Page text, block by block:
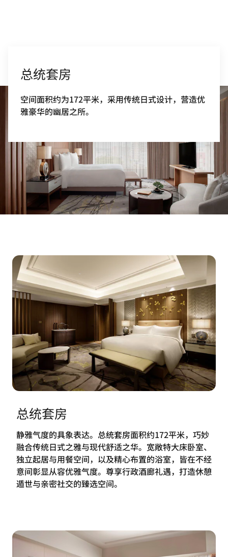
总统套房
空间面积约为172平米，采用传统日式设计，营造优
雅豪华的幽居之所。
总统套房
静雅气度的具象表达。总统套房面积约172平米，巧妙
融合传统日式之雅与现代舒适之华。宽敞特大床卧室、
独立起居与用餐空间，以及精心布置的浴室，皆在不经
意间彰显从容优雅气度。尊享行政酒廊礼遇，打造休憩
遁世与亲密社交的臻选空间。